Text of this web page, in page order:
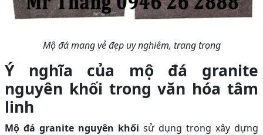
Mộ đá mang vẻ đẹp uy nghiêm, trang trọng
Ý nghĩa của mộ đá granite
nguyên khối trong văn hóa tâm
linh
Mộ đá granite nguyên khối sử dụng trong xây dựng